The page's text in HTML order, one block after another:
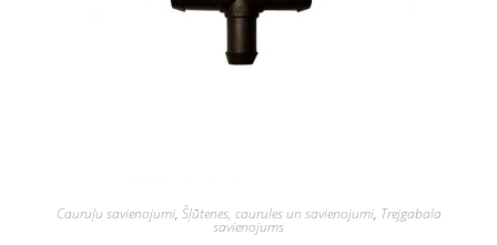
Cauruļu savienojumi, Šļūtenes, caurules un savienojumi, Trejgabala
savienojums